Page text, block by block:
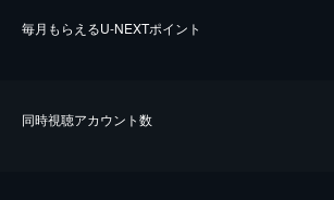
毎⽉もらえるU-NEXTポイント
同時視聴アカウント数